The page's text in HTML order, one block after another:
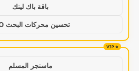
باقة باك لينك
تحسين محركات البحث SEO
ماسنجر المسلم